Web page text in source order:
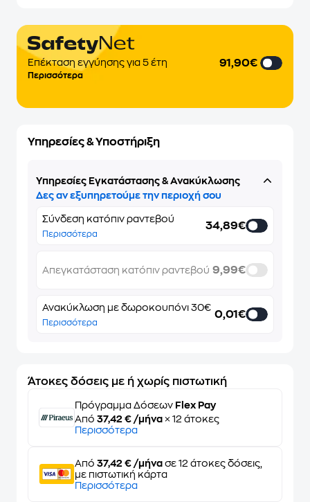
Επέκταση εγγύησης για 5 έτη
Περισσότερα
91,90€
Υπηρεσίες & Υποστήριξη
Υπηρεσίες Εγκατάστασης & Ανακύκλωσης
Δες αν εξυπηρετούμε την περιοχή σου
Σύνδεση κατόπιν ραντεβού
Περισσότερα
34,89€
Απεγκατάσταση κατόπιν ραντεβού 9,99€
Ανακύκλωση με δωροκουπόνι 30€
Περισσότερα
0,01€
Άτοκες δόσεις με ή χωρίς πιστωτική
Πρόγραμμα Δόσεων Flex Pay
Από 37,42 € /μήνα × 12 άτοκες
Περισσότερα
Από 37,42 € /μήνα σε 12 άτοκες δόσεις,
με πιστωτική κάρτα
Περισσότερα